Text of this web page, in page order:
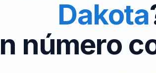
Dakota
número